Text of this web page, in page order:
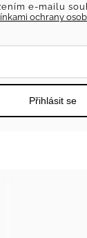
e-mailu
ochrany
Přihlásit se